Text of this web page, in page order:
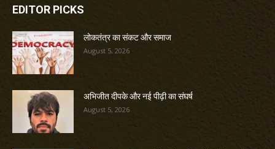
EDITOR PICKS
लोकतंत्र का संकट और समाज
August 5, 2026
अभिजीत दीपके और नई पीढ़ी का संघर्ष
August 5, 2026